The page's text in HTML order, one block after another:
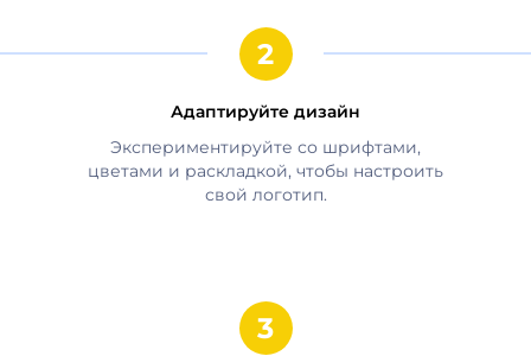
Адаптируйте дизайн
Экспериментируйте со шрифтами,
цветами и раскладкой, чтобы настроить
свой логотип.